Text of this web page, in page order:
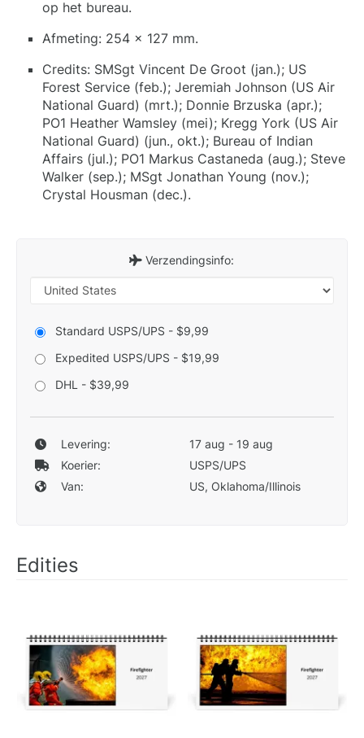
op het bureau.
Afmeting: 254 x 127 mm.
Credits: SMSgt Vincent De Groot (jan.); US
Forest Service (feb.); Jeremiah Johnson (US Air
National Guard) (mrt.); Donnie Brzuska (apr.);
PO1 Heather Wamsley (mei); Kregg York (US Air
National Guard) (jun., okt.); Bureau of Indian
Affairs (jul.); PO1 Markus Castaneda (aug.); Steve
Walker (sep.); MSgt Jonathan Young (nov.);
Crystal Housman (dec.).
Verzendingsinfo:
Standard USPS/UPS - $9,99
Expedited USPS/UPS - $19,99
DHL - $39,99
Levering:
17 aug - 19 aug
Koerier:
USPS/UPS
Van:
US, Oklahoma/Illinois
Edities